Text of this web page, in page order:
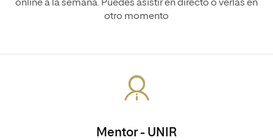
online a la semana. Puedes asistir en directo o verlas en
otro momento
Mentor - UNIR